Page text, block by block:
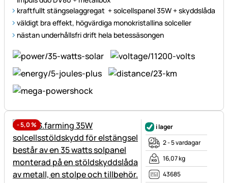
kraftfullt stängselaggregat + solcellspanel 35W + skyddslåda
väldigt bra effekt, högvärdiga monokristallina solceller
nästan underhållsfri drift hela betessäsongen
-5,0%
i lager
2 - 5 vardagar
16,07 kg
43685